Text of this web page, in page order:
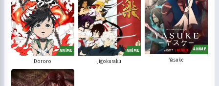
ANİME
Dororo
ANİME
Jigokuraku
ANİME
Yasuke